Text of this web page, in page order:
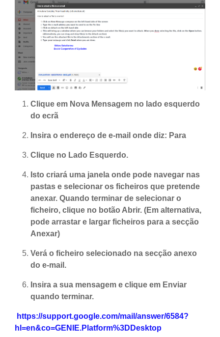
Clique em Nova Mensagem no lado esquerdo
do ecrã
Insira o endereço de e-mail onde diz: Para
Clique no Lado Esquerdo.
Isto criará uma janela onde pode navegar nas
pastas e selecionar os ficheiros que pretende
anexar. Quando terminar de selecionar o
ficheiro, clique no botão Abrir. (Em alternativa,
pode arrastar e largar ficheiros para a secção
Anexar)
Verá o ficheiro selecionado na secção anexo
do e-mail.
Insira a sua mensagem e clique em Enviar
quando terminar.
https://support.google.com/mail/answer/6584?
hl=en&co=GENIE.Platform%3DDesktop